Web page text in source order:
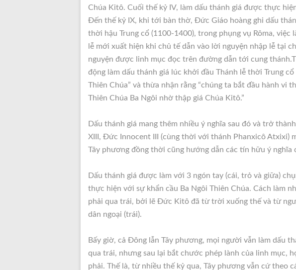
Chúa Kitô. Cuối thế kỷ IV, làm dấu thánh giá được thực
Đến thế kỷ IX, khi tới bàn thờ, Đức Giáo hoàng ghi dấu
thời hậu Trung cổ (1100-1400), trong phụng vụ Rôma, việc
lễ mới xuất hiện khi chủ tế dẫn vào lời nguyện nhập lễ tại
nguyện được linh mục đọc trên đường dẫn tới cung
động làm dấu thánh giá lúc khởi đầu Thánh lễ thời Trung
Thiên Chúa” và thừa nhận rằng “chúng ta bắt đầu hành vi
Thiên Chúa Ba Ngôi nhờ thập giá Chúa Kitô.”
Dấu thánh giá mang thêm nhiều ý nghĩa sau đó và trở
XIII, Đức Innocent III (cùng thời với thánh Phanxicô Atxixi)
Tây phương đồng thời cũng hướng dẫn các tín hữu ý nghĩa
Dấu thánh giá được làm với 3 ngón tay (cái, trỏ và giữa)
thực hiện với sự khẩn cầu Ba Ngôi Thiên Chúa. Cách làm
phải qua trái, bởi lẽ Đức Kitô đã từ trời xuống thế và từ
dân ngoại (trái).
Bấy giờ, cả Đông lẫn Tây phương, mọi người vẫn làm dấu
qua trái, nhưng sau lại bắt chước phép lành của linh mục,
phải. Thế là, từ nhiều thế kỷ qua, Tây phương vẫn cứ theo